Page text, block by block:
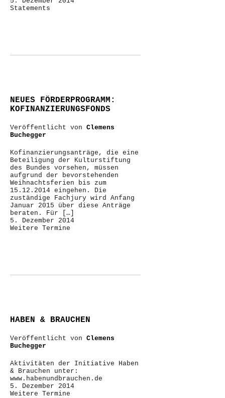
Statements
NEUES FÖRDERPROGRAMM:
KOFINANZIERUNGSFONDS
Veröffentlicht von Clemens
Buchegger
Kofinanzierungsanträge, die eine
Beteiligung der Kulturstiftung
des Bundes vorsehen, müssen
aufgrund der bevorstehenden
Weihnachtsferien bis zum
15.12.2014 eingehen. Die
zuständige Fachjury wird Anfang
Januar 2015 über diese Anträge
beraten. Für […]
5. Dezember 2014
Weitere Termine
HABEN & BRAUCHEN
Veröffentlicht von Clemens
Buchegger
Aktivitäten der Initiative Haben
& Brauchen unter:
www.habenundbrauchen.de
5. Dezember 2014
Weitere Termine